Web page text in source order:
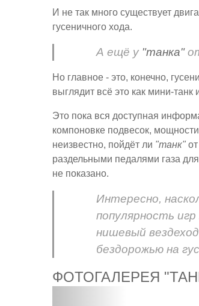
И не так много существует
гусеничного хода.
А ещё у "танка"
Но главное - это, конечно,
выглядит всё это как мини-
Это пока вся доступная
компоновке подвесок,
неизвестно, пойдёт ли "танк" от
раздельными педалями газа для
не показано.
Интересно,
популярность
нишевый
бездорожью на
ФОТОГАЛЕРЕЯ